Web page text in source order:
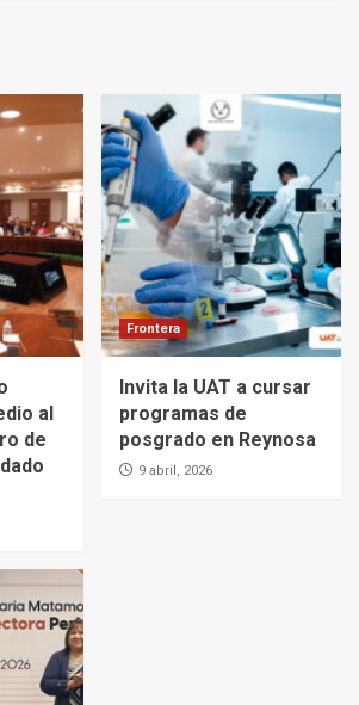
al
de
Frontera
Invita la UAT a cursar
programas de
posgrado en Reynosa
9 abril, 2026